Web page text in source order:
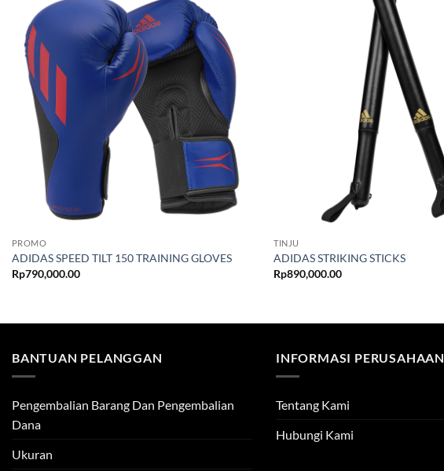
PROMO
ADIDAS SPEED TILT 150 TRAINING GLOVES
Rp790,000.00
TINJU
ADIDAS STRIKING STICKS
Rp890,000.00
BANTUAN PELANGGAN
Pengembalian Barang Dan Pengembalian
Dana
Ukuran
INFORMASI PERUSAHAAN
Tentang Kami
Hubungi Kami